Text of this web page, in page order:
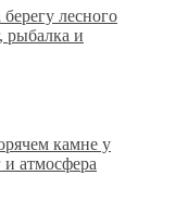
берегу лесного
рыбалка и
камне у
атмосфера